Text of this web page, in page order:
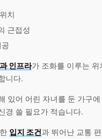
치
근접성
인프라가 조화를 이루는
니다.
있어 어린 자녀를 둔 가구
경 쓸 필요가 적습니다.
입지 조건과 뛰어난 교통